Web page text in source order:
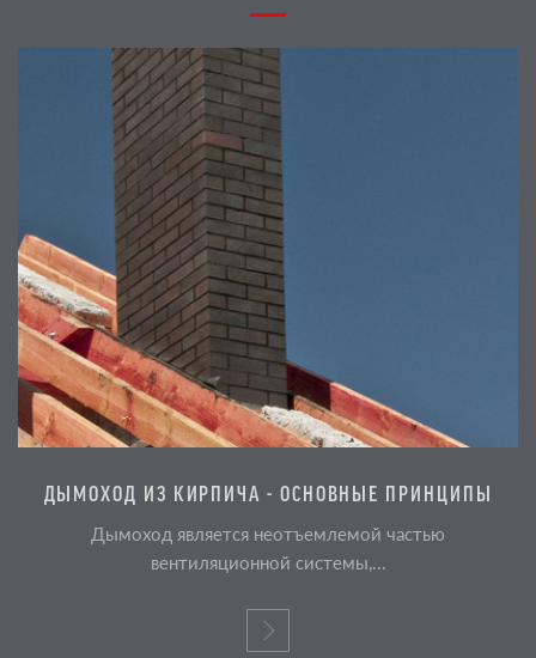
ДЫМОХОД ИЗ КИРПИЧА - ОСНОВНЫЕ ПРИНЦИПЫ
Дымоход является неотъемлемой частью
вентиляционной системы,...